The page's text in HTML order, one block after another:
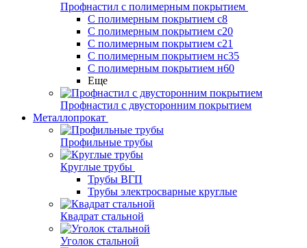
Профнастил с полимерным покрытием
С полимерным покрытием с8
С полимерным покрытием с20
С полимерным покрытием с21
С полимерным покрытием нс35
С полимерным покрытием н60
Еще
Профнастил с двусторонним покрытием
Металлопрокат
Профильные трубы
Круглые трубы
Трубы ВГП
Трубы электросварные круглые
Квадрат стальной
Уголок стальной